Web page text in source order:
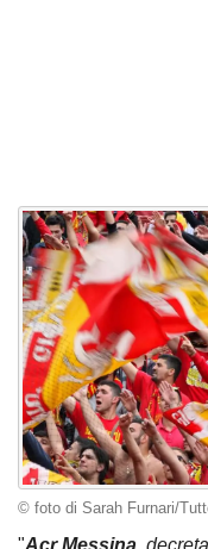
© foto di Sarah Furnari/